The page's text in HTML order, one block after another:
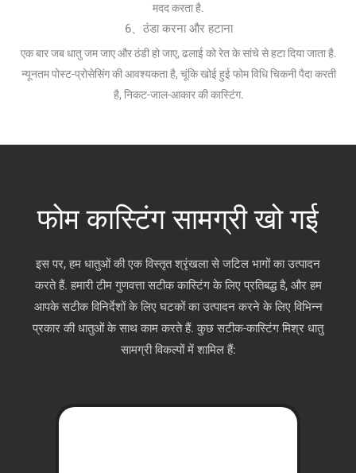
मदद करता है.
6、ठंडा करना और हटाना
एक बार जब धातु जम जाए और ठंडी हो जाए, ढलाई को रेत के सांचे से हटा दिया जाता है.
न्यूनतम पोस्ट-प्रोसेसिंग की आवश्यकता है, चूंकि खोई हुई फोम विधि चिकनी पैदा करती
है, निकट-जाल-आकार की कास्टिंग.
फोम कास्टिंग सामग्री खो गई
इस पर, हम धातुओं की एक विस्तृत श्रृंखला से जटिल भागों का उत्पादन
करते हैं. हमारी टीम गुणवत्ता सटीक कास्टिंग के लिए प्रतिबद्ध है, और हम
आपके सटीक विनिर्देशों के लिए घटकों का उत्पादन करने के लिए विभिन्न
प्रकार की धातुओं के साथ काम करते हैं. कुछ सटीक-कास्टिंग मिश्र धातु
सामग्री विकल्पों में शामिल हैं: